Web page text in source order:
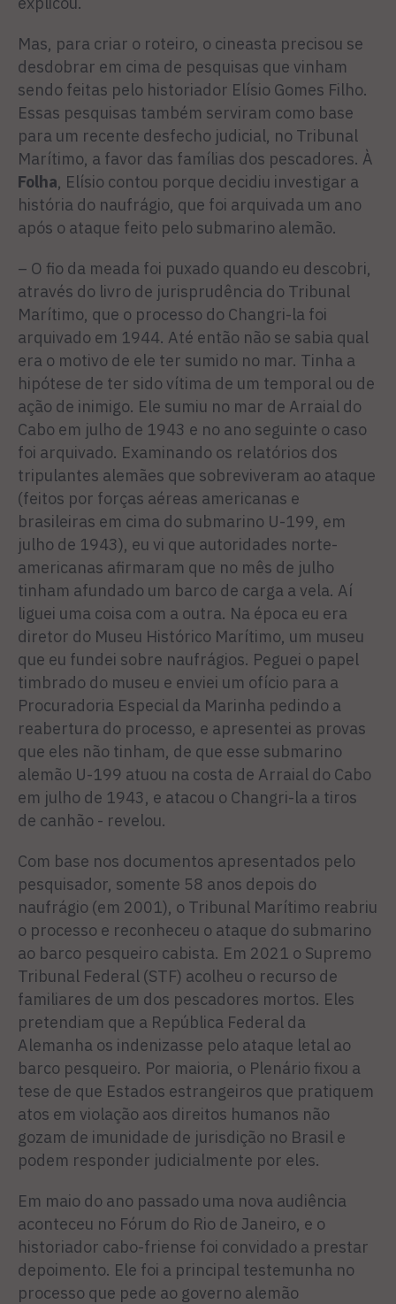
Mas, para criar o roteiro, o cineasta precisou se
desdobrar em cima de pesquisas que vinham
sendo feitas pelo historiador Elísio Gomes Filho.
Essas pesquisas também serviram como base
para um recente desfecho judicial, no Tribunal
Marítimo, a favor das famílias dos pescadores. À
Folha , Elísio contou porque decidiu investigar a
história do naufrágio, que foi arquivada um ano
após o ataque feito pelo submarino alemão.
– O fio da meada foi puxado quando eu descobri,
através do livro de jurisprudência do Tribunal
Marítimo, que o processo do Changri-la foi
arquivado em 1944. Até então não se sabia qual
era o motivo de ele ter sumido no mar. Tinha a
hipótese de ter sido vítima de um temporal ou de
ação de inimigo. Ele sumiu no mar de Arraial do
Cabo em julho de 1943 e no ano seguinte o caso
foi arquivado. Examinando os relatórios dos
tripulantes alemães que sobreviveram ao ataque
(feitos por forças aéreas americanas e
brasileiras em cima do submarino U-199, em
julho de 1943), eu vi que autoridades norte-
americanas afirmaram que no mês de julho
tinham afundado um barco de carga a vela. Aí
liguei uma coisa com a outra. Na época eu era
diretor do Museu Histórico Marítimo, um museu
que eu fundei sobre naufrágios. Peguei o papel
timbrado do museu e enviei um ofício para a
Procuradoria Especial da Marinha pedindo a
reabertura do processo, e apresentei as provas
que eles não tinham, de que esse submarino
alemão U-199 atuou na costa de Arraial do Cabo
em julho de 1943, e atacou o Changri-la a tiros
de canhão - revelou.
Com base nos documentos apresentados pelo
pesquisador, somente 58 anos depois do
naufrágio (em 2001), o Tribunal Marítimo reabriu
o processo e reconheceu o ataque do submarino
ao barco pesqueiro cabista. Em 2021 o Supremo
Tribunal Federal (STF) acolheu o recurso de
familiares de um dos pescadores mortos. Eles
pretendiam que a República Federal da
Alemanha os indenizasse pelo ataque letal ao
barco pesqueiro. Por maioria, o Plenário fixou a
tese de que Estados estrangeiros que pratiquem
atos em violação aos direitos humanos não
gozam de imunidade de jurisdição no Brasil e
podem responder judicialmente por eles.
Em maio do ano passado uma nova audiência
aconteceu no Fórum do Rio de Janeiro, e o
historiador cabo-friense foi convidado a prestar
depoimento. Ele foi a principal testemunha no
processo que pede ao governo alemão